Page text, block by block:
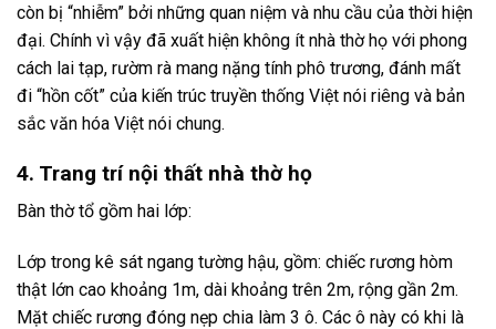
còn bị “nhiễm” bởi những quan niệm và nhu cầu của thời hiện
đại. Chính vì vậy đã xuất hiện không ít nhà thờ họ với phong
cách lai tạp, rườm rà mang nặng tính phô trương, đánh mất
đi “hồn cốt” của kiến trúc truyền thống Việt nói riêng và bản
sắc văn hóa Việt nói chung.
4. Trang trí nội thất nhà thờ họ
Bàn thờ tổ gồm hai lớp:
Lớp trong kê sát ngang tường hậu, gồm: chiếc rương hòm
thật lớn cao khoảng 1m, dài khoảng trên 2m, rộng gần 2m.
Mặt chiếc rương đóng nẹp chia làm 3 ô. Các ô này có khi là